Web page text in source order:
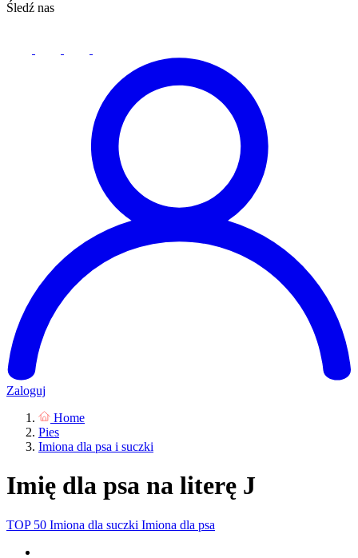
Śledź nas
Zaloguj
Home
Pies
Imiona dla psa i suczki
Imię dla psa na literę J
TOP 50 Imiona dla suczki Imiona dla psa